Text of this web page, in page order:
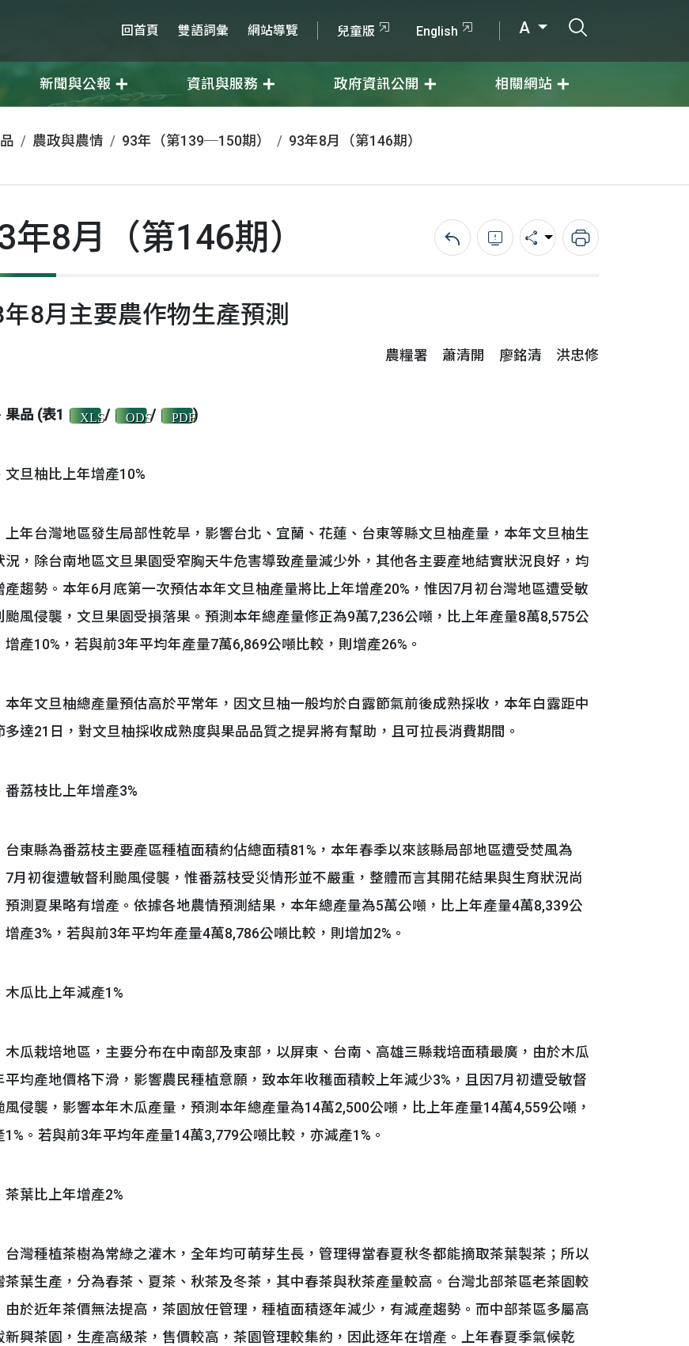
回首頁 雙語詞彙 網站導覽 兒童版 English A
新聞與公報 資訊與服務 政府資訊公開 相關網站
農政與農情 93年（第139─150期）
93年8月（第146期）
年8月（第146期） 回上一頁錯誤回報分享 列印
8月主要農作物生產預測
農糧署 蕭清開 廖銘清 洪忠修
果品 (表1 XLS/ ODS/ PDF)
文旦柚比上年增產10%
台灣地區發生局部性乾旱，影響台北、宜蘭、花蓮、台東等縣文旦柚產量，本年文旦柚生
況，除台南地區文旦果園受窄胸天牛危害導致產量減少外，其他各主要產地結實狀況良好，均
產趨勢。本年6月底第一次預估本年文旦柚產量將比上年增產20%，惟因7月初台灣地區遭受敏
颱風侵襲，文旦果園受損落果。預測本年總產量修正為9萬7,236公噸，比上年產量8萬8,575公
增產10%，若與前3年平均年產量7萬6,869公噸比較，則增產26%。
文旦柚總產量預估高於平常年，因文旦柚一般均於白露節氣前後成熟採收，本年白露距中
多達21日，對文旦柚採收成熟度與果品品質之提昇將有幫助，且可拉長消費期間。
番荔枝比上年增產3%
縣為番荔枝主要產區種植面積約佔總面積81%，本年春季以來該縣局部地區遭受焚風為
7月初復遭敏督利颱風侵襲，惟番荔枝受災情形並不嚴重，整體而言其開花結果與生育狀況尚
預測夏果略有增產。依據各地農情預測結果，本年總產量為5萬公噸，比上年產量4萬8,339公
增產3%，若與前3年平均年產量4萬8,786公噸比較，則增加2%。
木瓜比上年減產1%
栽培地區，主要分布在中南部及東部，以屏東、台南、高雄三縣栽培面積最廣，由於木瓜
平均產地價格下滑，影響農民種植意願，致本年收穫面積較上年減少3%，且因7月初遭受敏督
風侵襲，影響本年木瓜產量，預測本年總產量為14萬2,500公噸，比上年產量14萬4,559公噸，
1%。若與前3年平均年產量14萬3,779公噸比較，亦減產1%。
茶葉比上年增產2%
種植茶樹為常綠之灌木，全年均可萌芽生長，管理得當春夏秋冬都能摘取茶葉製茶；所以
茶葉生產，分為春茶、夏茶、秋茶及冬茶，其中春茶與秋茶產量較高。台灣北部茶區老茶園較
由於近年茶價無法提高，茶園放任管理，種植面積逐年減少，有減產趨勢。而中部茶區多屬高
新興茶園，生產高級茶，售價較高，茶園管理較集約，因此逐年在增產。上年春夏季氣候乾